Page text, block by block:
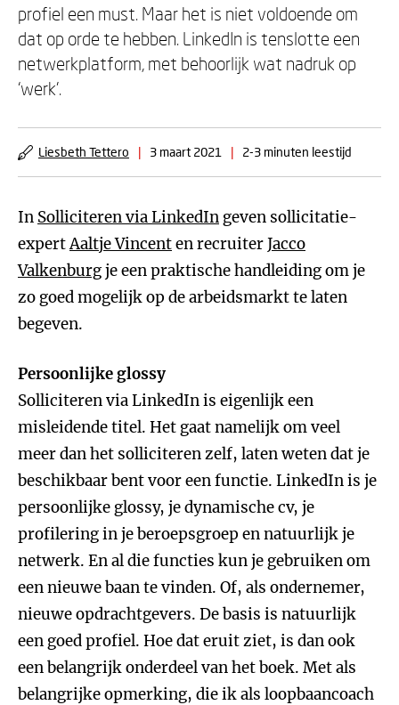
profiel een must. Maar het is niet voldoende om
dat op orde te hebben. LinkedIn is tenslotte een
netwerkplatform, met behoorlijk wat nadruk op
‘werk'.
Liesbeth Tettero | 3 maart 2021 | 2-3 minuten leestijd
In Solliciteren via LinkedIn geven sollicitatie-
expertAaltje Vincenten recruiterJacco
Valkenburgje een praktische handleiding om je
zo goed mogelijk op de arbeidsmarkt te laten
begeven.
Persoonlijke glossy
Solliciteren via LinkedIn is eigenlijk een
misleidende titel. Het gaat namelijk om veel
meer dan het solliciteren zelf, laten weten dat je
beschikbaar bent voor een functie. LinkedIn is je
persoonlijke glossy, je dynamische cv, je
profilering in je beroepsgroep en natuurlijk je
netwerk. En al die functies kun je gebruiken om
een nieuwe baan te vinden. Of, als ondernemer,
nieuwe opdrachtgevers. De basis is natuurlijk
een goed profiel. Hoe dat eruit ziet, is dan ook
een belangrijk onderdeel van het boek. Met als
belangrijke opmerking, die ik als loopbaancoach